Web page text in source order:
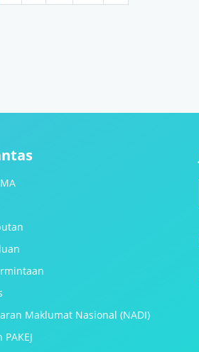
Maklumat Nasional (NADI)